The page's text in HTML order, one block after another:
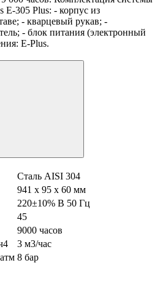
Е-305 Plus: - корпус из
- кварцевый рукав; -
- блок питания (электронный
E-Plus.
Сталь AISI 304
941 х 95 х 60 мм
220±10% В 50 Гц
45
9000 часов
3 м3/час
8 бар